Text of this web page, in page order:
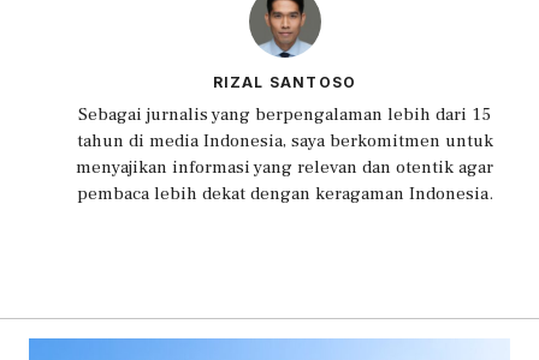
RIZAL SANTOSO
Sebagai jurnalis yang berpengalaman lebih dari 15
tahun di media Indonesia, saya berkomitmen untuk
menyajikan informasi yang relevan dan otentik agar
pembaca lebih dekat dengan keragaman Indonesia.